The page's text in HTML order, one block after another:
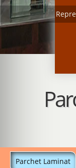
Parchet Laminat